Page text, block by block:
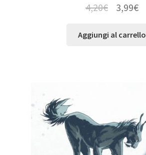
4,20€ 3,99€
Aggiungi al carrello